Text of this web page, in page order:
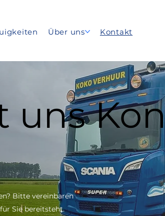
Über uns Kontakt
uns
Bitte vereinbaren
Sie bereitsteht.